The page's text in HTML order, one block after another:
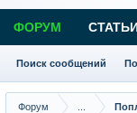
Форум
ФОРУМ
Поиск сообщений